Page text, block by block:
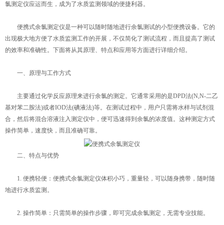
氯测定仪应运而生，成为了水质监测领域的便捷利器。
便携式余氯测定仪是一种可以随时随地进行余氯测试的小型便携设备。它的
出现极大地方便了水质监测工作的开展，不仅简化了测试流程，而且提高了测试
的效率和准确性。下面将从其原理、特点和应用等方面进行详细介绍。
一、原理与工作方式
主要通过化学反应原理来进行余氯的测定。它通常采用的是DPD法(N,N-二乙
基对苯二胺法)或者IOD法(碘液法)等。在测试过程中，用户只需将水样与试剂混
合，然后将混合溶液注入测定仪中，便可迅速得到余氯的浓度值。这种测定方式
操作简单，速度快，而且准确可靠。
二、特点与优势
1. 便携轻便：便携式余氯测定仪体积小巧，重量轻，可以随身携带，随时随
地进行水质监测。
2. 操作简单：只需简单的操作步骤，即可完成余氯测定，无需专业技能。